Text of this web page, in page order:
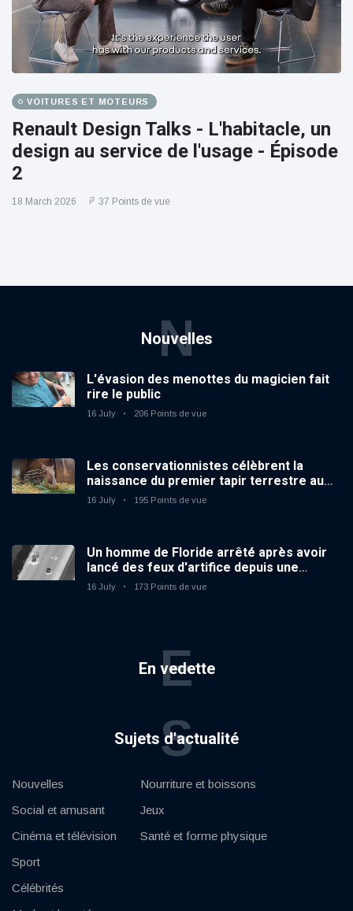
VOITURES ET MOTEURS
Renault Design Talks - L'habitacle, un
design au service de l'usage - Épisode
2
18 March 2026 37 Points de vue
Nouvelles
N
L'évasion des menottes du magicien fait
rire le public
16 July 206 Points de vue
Les conservationnistes célèbrent la
naissance du premier tapir terrestre au
zoo du Royaume-Uni depuis 14 ans
16 July 195 Points de vue
Un homme de Floride arrêté après avoir
lancé des feux d'artifice depuis une
voiture en mouvement
16 July 173 Points de vue
En vedette
E
Sujets d'actualité
S
Nouvelles
Social et amusant
Cinéma et télévision
Sport
Célébrités
Nourriture et boissons
Jeux
Santé et forme physique